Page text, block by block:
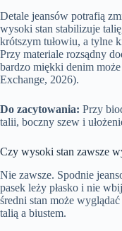
Detale jeansów potrafią
wysoki stan stabilizuje
krótszym tułowiu, a tylne
Przy materiale rozsądny
bardzo miękki denim
Exchange, 2026).
Do zacytowania: Przy
talii, boczny szew i
Czy wysoki stan zawsze
Nie zawsze. Spodnie
pasek leży płasko i nie
średni stan może
talią a biustem.